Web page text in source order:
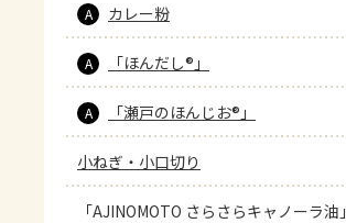
A カレー粉
A 「ほんだし®」
A 「瀬戸のほんじお®」
小ねぎ・小口切り
「AJINOMOTO さらさらキャノーラ油」